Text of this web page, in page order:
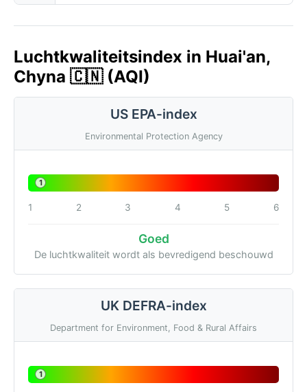
Luchtkwaliteitsindex in Huai'an,
Chyna 🇨🇳 (AQI)
US EPA-index
Environmental Protection Agency
1
1 2 3 4 5 6
Goed
De luchtkwaliteit wordt als bevredigend beschouwd
UK DEFRA-index
Department for Environment, Food & Rural Affairs
1